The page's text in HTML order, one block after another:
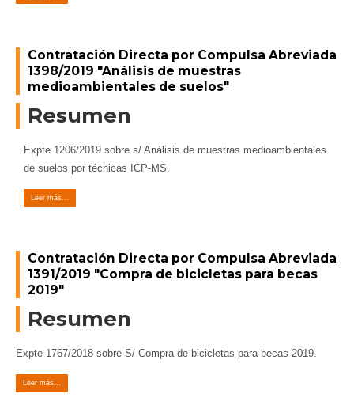
Contratación Directa por Compulsa Abreviada
1398/2019 "Análisis de muestras
medioambientales de suelos"
Resumen
Expte 1206/2019 sobre s/ Análisis de muestras medioambientales
de suelos por técnicas ICP-MS.
Leer más...
Contratación Directa por Compulsa Abreviada
1391/2019 "Compra de bicicletas para becas
2019"
Resumen
Expte 1767/2018 sobre S/ Compra de bicicletas para becas 2019.
Leer más...